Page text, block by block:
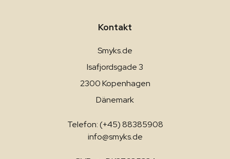
Kontakt
Smyks.de
Isafjordsgade 3
2300 Kopenhagen
Dänemark
Telefon: (+45) 88385908
info@smyks.de